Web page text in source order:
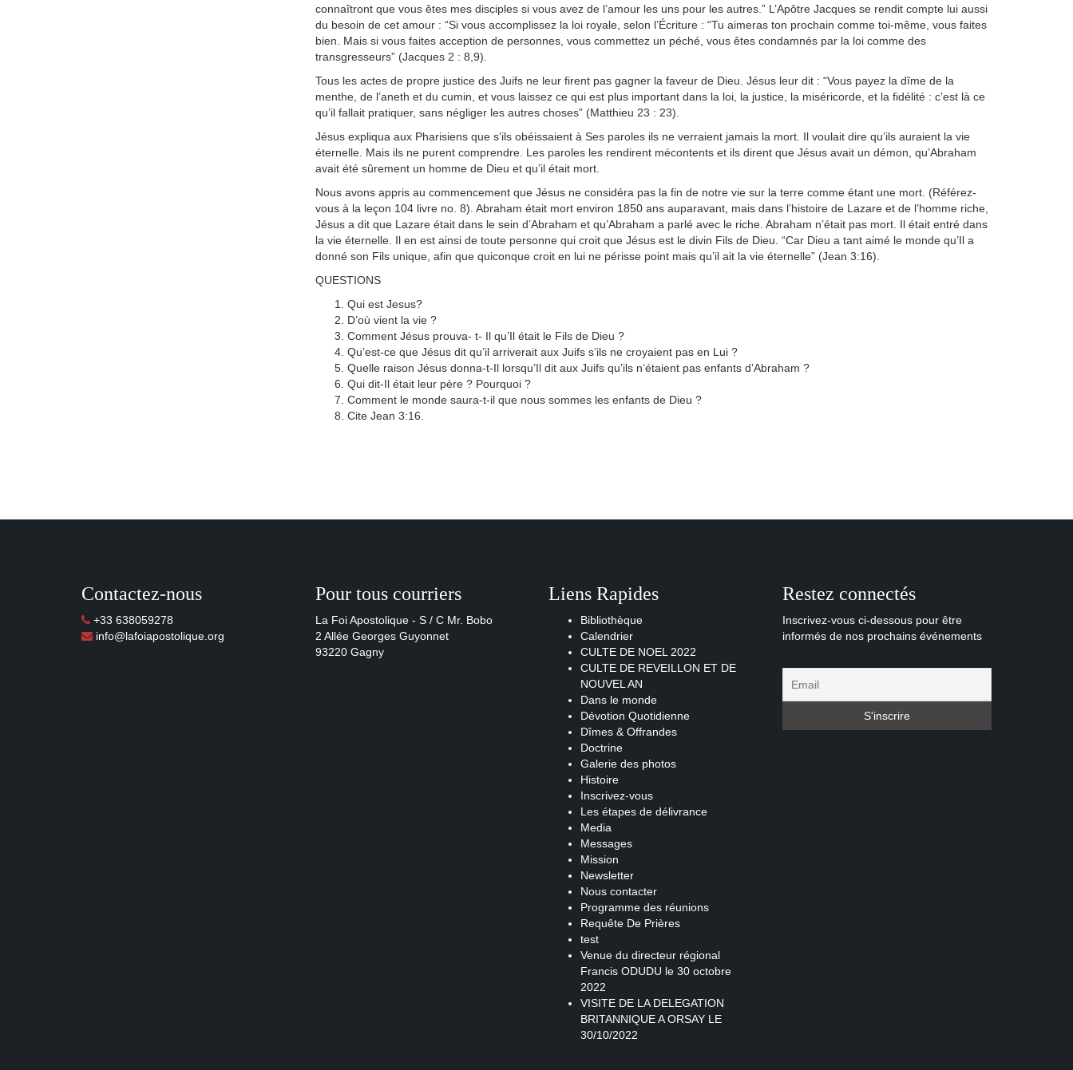
connaîtront que vous êtes mes disciples si vous avez de l’amour les uns pour les autres.” L’Apôtre Jacques se rendit compte lui aussi
du besoin de cet amour : “Si vous accomplissez la loi royale, selon l’Écriture : “Tu aimeras ton prochain comme toi-même, vous faites
bien. Mais si vous faites acception de personnes, vous commettez un péché, vous êtes condamnés par la loi comme des
transgresseurs” (Jacques 2 : 8,9).
Tous les actes de propre justice des Juifs ne leur firent pas gagner la faveur de Dieu. Jésus leur dit : “Vous payez la dîme de la
menthe, de l’aneth et du cumin, et vous laissez ce qui est plus important dans la loi, la justice, la miséricorde, et la fidélité : c’est là ce
qu’il fallait pratiquer, sans négliger les autres choses” (Matthieu 23 : 23).
Jésus expliqua aux Pharisiens que s’ils obéissaient à Ses paroles ils ne verraient jamais la mort. Il voulait dire qu’ils auraient la vie
éternelle. Mais ils ne purent comprendre. Les paroles les rendirent mécontents et ils dirent que Jésus avait un démon, qu’Abraham
avait été sûrement un homme de Dieu et qu’il était mort.
Nous avons appris au commencement que Jésus ne considéra pas la fin de notre vie sur la terre comme étant une mort. (Référez-
vous à la leçon 104 livre no. 8). Abraham était mort environ 1850 ans auparavant, mais dans l’histoire de Lazare et de l’homme riche,
Jésus a dit que Lazare était dans le sein d’Abraham et qu’Abraham a parlé avec le riche. Abraham n’était pas mort. Il était entré dans
la vie éternelle. Il en est ainsi de toute personne qui croit que Jésus est le divin Fils de Dieu. “Car Dieu a tant aimé le monde qu’Il a
donné son Fils unique, afin que quiconque croit en lui ne périsse point mais qu’il ait la vie éternelle” (Jean 3:16).
QUESTIONS
Qui est Jesus?
D’où vient la vie ?
Comment Jésus prouva- t- Il qu’Il était le Fils de Dieu ?
Qu’est-ce que Jésus dit qu’il arriverait aux Juifs s’ils ne croyaient pas en Lui ?
Quelle raison Jésus donna-t-Il lorsqu’Il dit aux Juifs qu’ils n’étaient pas enfants d’Abraham ?
Qui dit-Il était leur père ? Pourquoi ?
Comment le monde saura-t-il que nous sommes les enfants de Dieu ?
Cite Jean 3:16.
Contactez-nous
+33 638059278
info@lafoiapostolique.org
Pour tous courriers
La Foi Apostolique - S / C Mr. Bobo
2 Allée Georges Guyonnet
93220 Gagny
Liens Rapides
Bibliothèque
Calendrier
CULTE DE NOEL 2022
CULTE DE REVEILLON ET DE
NOUVEL AN
Dans le monde
Dévotion Quotidienne
Dîmes & Offrandes
Doctrine
Galerie des photos
Histoire
Inscrivez-vous
Les étapes de délivrance
Media
Messages
Mission
Newsletter
Nous contacter
Programme des réunions
Requête De Prières
test
Venue du directeur régional
Francis ODUDU le 30 octobre
2022
VISITE DE LA DELEGATION
BRITANNIQUE A ORSAY LE
30/10/2022
Restez connectés
Inscrivez-vous ci-dessous pour être
informés de nos prochains événements